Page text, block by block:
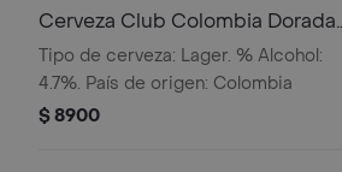
Cerveza Club Colombia Dorada
Lta 330ml
Tipo de cerveza: Lager. % Alcohol:
4.7%. País de origen: Colombia
$ 8900